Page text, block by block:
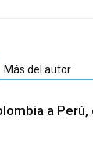
Más del autor
a